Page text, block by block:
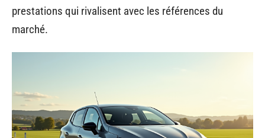
prestations qui rivalisent avec les références du
marché.